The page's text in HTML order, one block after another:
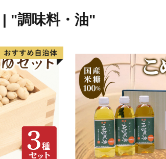
"調味料・油"